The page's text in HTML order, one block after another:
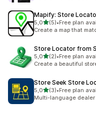
Mapify: Store
5,0av 5 stjerner
(5)
Totalt 5 omtaler
•Free plan
Create a map that
Store Locator from
5,0av 5 stjerner
(2)
Totalt 2 omtaler
•Free plan
Create a beautiful
Store Seek Store
5,0av 5 stjerner
(3)
Totalt 3 omtaler
•Free plan
Multi-language dealer